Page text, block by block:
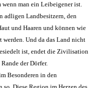
man ein Leibeigener ist.
adligen Landbesitzern, den
und Haaren und können wie
werden. Und da das Land nicht
ist, endet die Zivilisation
der Dörfer.
Besonderen in den